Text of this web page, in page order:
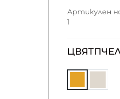
Артикулен
1
ЦВЯТ